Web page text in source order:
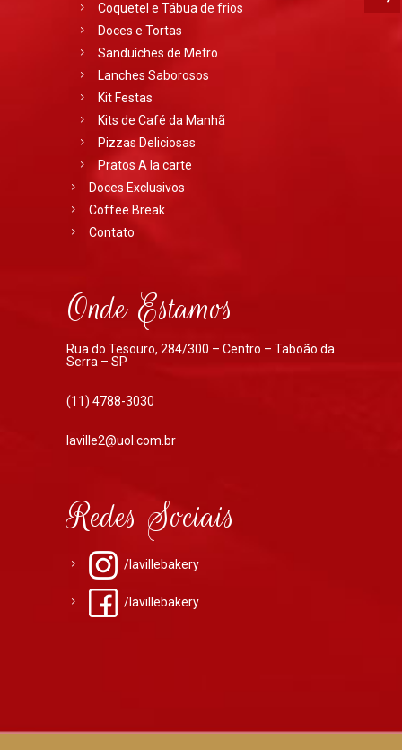
Coquetel e Tábua de frios
Doces e Tortas
Sanduíches de Metro
Lanches Saborosos
Kit Festas
Kits de Café da Manhã
Pizzas Deliciosas
Pratos A la carte
Doces Exclusivos
Coffee Break
Contato
Onde Estamos
Rua do Tesouro, 284/300 – Centro – Taboão da
Serra – SP
(11) 4788-3030
laville2@uol.com.br
Redes Sociais
/lavillebakery
/lavillebakery